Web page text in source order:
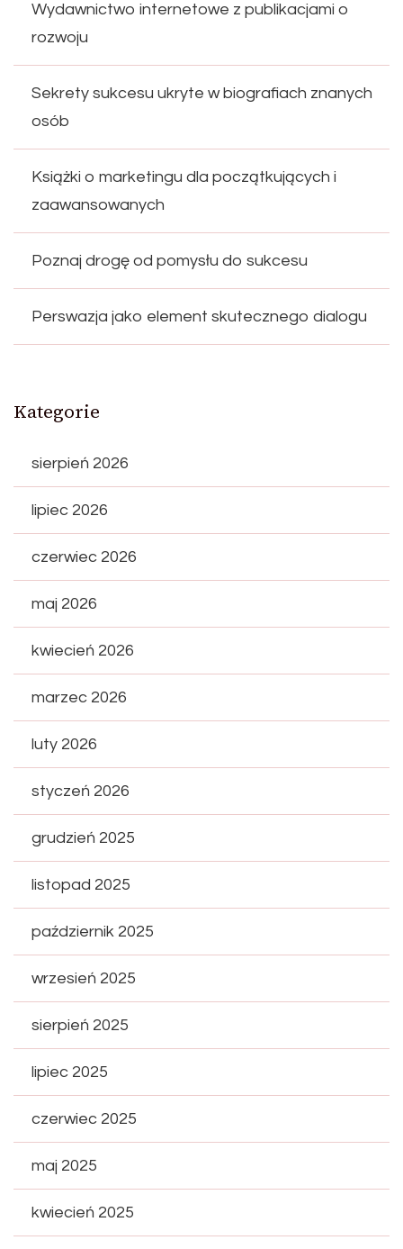
Wydawnictwo internetowe z publikacjami o
rozwoju
Sekrety sukcesu ukryte w biografiach znanych
osób
Książki o marketingu dla początkujących i
zaawansowanych
Poznaj drogę od pomysłu do sukcesu
Perswazja jako element skutecznego dialogu
Kategorie
sierpień 2026
lipiec 2026
czerwiec 2026
maj 2026
kwiecień 2026
marzec 2026
luty 2026
styczeń 2026
grudzień 2025
listopad 2025
październik 2025
wrzesień 2025
sierpień 2025
lipiec 2025
czerwiec 2025
maj 2025
kwiecień 2025